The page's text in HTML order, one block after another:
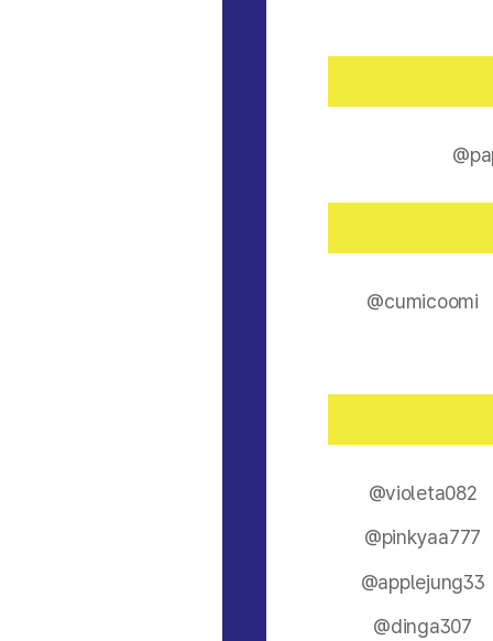
@cumicoomi
@violeta082
@pinkyaa777
@applejung33
@dinga307